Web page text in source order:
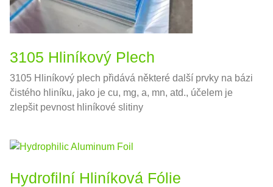
3105 Hliníkový Plech
3105 Hliníkový plech přidává některé další prvky na bázi
čistého hliníku, jako je cu, mg, a, mn, atd., účelem je
zlepšit pevnost hliníkové slitiny
Hydrofilní Hliníková Fólie